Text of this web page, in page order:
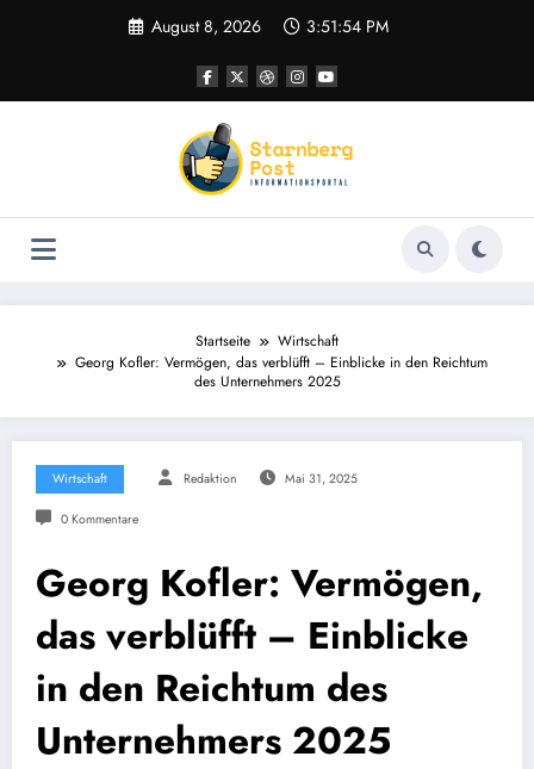
August 8, 2026 3:51:55 PM
Startseite
Wirtschaft
Georg Kofler: Vermögen, das verblüfft – Einblicke in den Reichtum
des Unternehmers 2025
Wirtschaft Redaktion Mai 31, 2025
0 Kommentare
Georg Kofler: Vermögen,
das verblüfft – Einblicke
in den Reichtum des
Unternehmers 2025